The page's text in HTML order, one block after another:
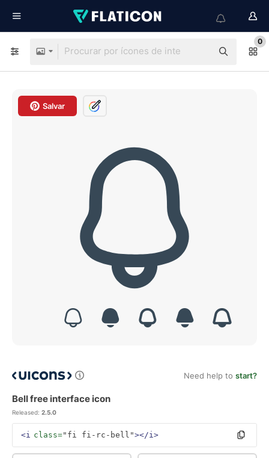
0
Salvar
Need help to start?
Bell free interface icon
Released: 2.5.0
<i class="fi fi-rc-bell"></i>